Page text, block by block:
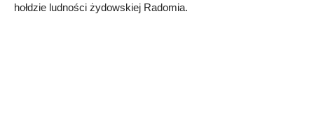
hołdzie ludności żydowskiej Radomia.